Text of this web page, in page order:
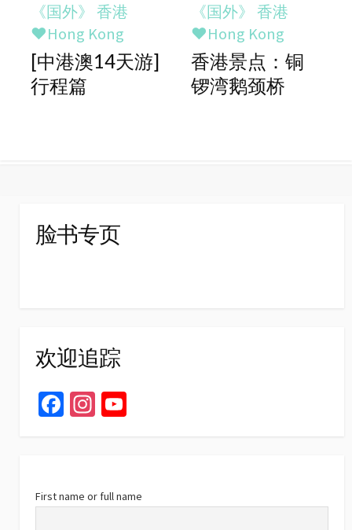
《国外》 香港
♥Hong Kong
[中港澳14天游]
行程篇
《国外》 香港
♥Hong Kong
香港景点：铜
锣湾鹅颈桥
脸书专页
欢迎追踪
Fa
o
In
m b
First name or full name